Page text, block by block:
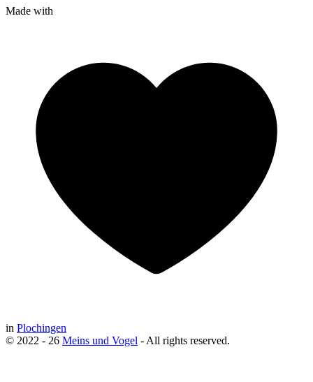
Made with
in Plochingen
© 2022 - 26 Meins und Vogel - All rights reserved.